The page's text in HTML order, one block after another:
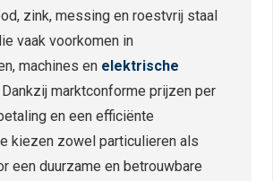
zink, messing en roestvrij staal
vaak voorkomen in
machines en elektrische
Dankzij marktconforme prijzen per
en een efficiënte
kiezen zowel particulieren als
een duurzame en betrouwbare